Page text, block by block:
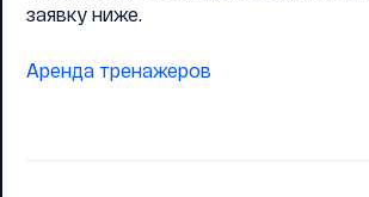
заявку ниже.
Аренда тренажеров